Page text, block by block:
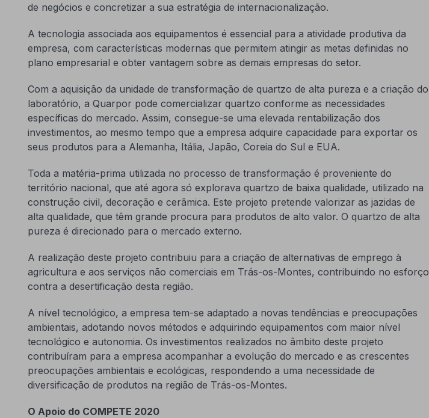
de negócios e concretizar a sua estratégia de internacionalização.
A tecnologia associada aos equipamentos é essencial para a atividade produtiva da
empresa, com características modernas que permitem atingir as metas definidas no
plano empresarial e obter vantagem sobre as demais empresas do setor.
Com a aquisição da unidade de transformação de quartzo de alta pureza e a criação do
laboratório, a Quarpor pode comercializar quartzo conforme as necessidades
específicas do mercado. Assim, consegue-se uma elevada rentabilização dos
investimentos, ao mesmo tempo que a empresa adquire capacidade para exportar os
seus produtos para a Alemanha, Itália, Japão, Coreia do Sul e EUA.
Toda a matéria-prima utilizada no processo de transformação é proveniente do
território nacional, que até agora só explorava quartzo de baixa qualidade, utilizado na
construção civil, decoração e cerâmica. Este projeto pretende valorizar as jazidas de
alta qualidade, que têm grande procura para produtos de alto valor. O quartzo de alta
pureza é direcionado para o mercado externo.
A realização deste projeto contribuiu para a criação de alternativas de emprego à
agricultura e aos serviços não comerciais em Trás-os-Montes, contribuindo no esforço
contra a desertificação desta região.
A nível tecnológico, a empresa tem-se adaptado a novas tendências e preocupações
ambientais, adotando novos métodos e adquirindo equipamentos com maior nível
tecnológico e autonomia. Os investimentos realizados no âmbito deste projeto
contribuíram para a empresa acompanhar a evolução do mercado e as crescentes
preocupações ambientais e ecológicas, respondendo a uma necessidade de
diversificação de produtos na região de Trás-os-Montes.
O Apoio do COMPETE 2020